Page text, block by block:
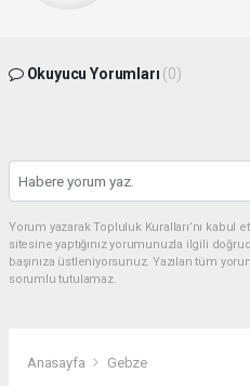
Okuyucu Yorumları (0)
Yorum yazarak Topluluk Kuralları’nı
sitesine yaptığınız yorumunuzla ilgili
başınıza üstleniyorsunuz. Yazılan tüm
sorumlu tutulamaz.
Anasayfa Gebze